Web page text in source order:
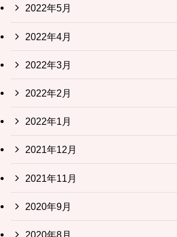
2022年5月
2022年4月
2022年3月
2022年2月
2022年1月
2021年12月
2021年11月
2020年9月
2020年8月